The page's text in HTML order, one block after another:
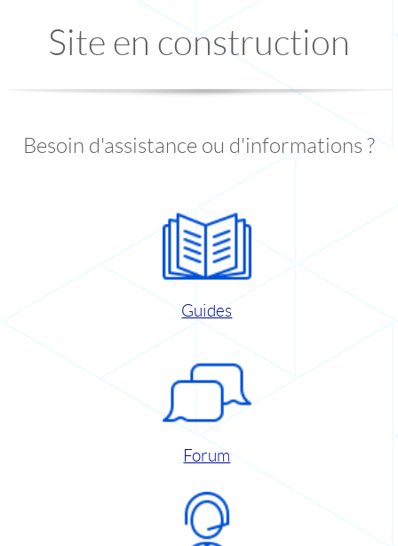
Site en construction
Besoin d'assistance ou d'informations ?
Guides
Forum